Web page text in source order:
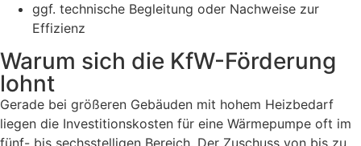
ggf. technische Begleitung oder Nachweise zur
Effizienz
Warum sich die KfW-Förderung
lohnt
Gerade bei größeren Gebäuden mit hohem Heizbedarf
liegen die Investitionskosten für eine Wärmepumpe oft im
fünf- bis sechsstelligen Bereich. Der Zuschuss von bis zu